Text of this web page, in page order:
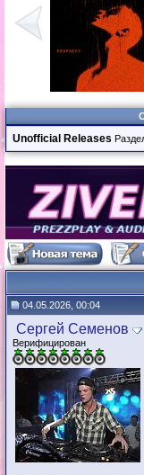
Unofficial Releases
04.05.2026, 00:04
Сергей Семенов
Верифицирован